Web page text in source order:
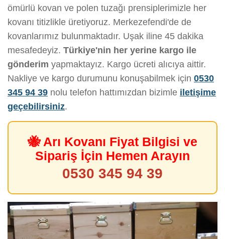
ömürlü kovan ve polen tuzağı prensiplerimizle her
kovanı titizlikle üretiyoruz. Merkezefendi'de de
kovanlarımız bulunmaktadır. Uşak iline 45 dakika
mesafedeyiz. Türkiye'nin her yerine kargo ile
gönderim yapmaktayız. Kargo ücreti alıcıya aittir.
Nakliye ve kargo durumunu konuşabilmek için 0530
345 94 39 nolu telefon hattımızdan bizimle iletişime
geçebilirsiniz.
🐝 Arı Kovanı Fiyat Bilgisi ve
Sipariş İçin Hemen Arayın
0530 345 94 39